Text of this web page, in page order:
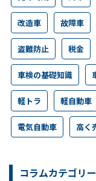
改造車 故障車
盗難防止 税金
車検の基礎知識
軽トラ 軽自動車
電気自動車 高く
コラムカテゴリー